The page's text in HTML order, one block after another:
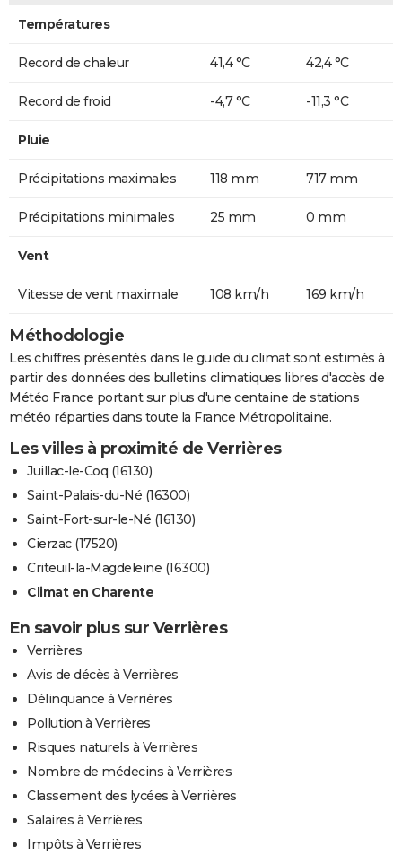
Températures
Record de chaleur 41,4 °C 42,4 °C
Record de froid -4,7 °C -11,3 °C
Pluie
Précipitations maximales 118 mm 717 mm
Précipitations minimales 25 mm 0 mm
Vent
Vitesse de vent maximale 108 km/h 169 km/h
Méthodologie
Les chiffres présentés dans le guide du climat sont estimés à
partir des données des bulletins climatiques libres d'accès de
Météo France portant sur plus d'une centaine de stations
météo réparties dans toute la France Métropolitaine.
Les villes à proximité de Verrières
Juillac-le-Coq (16130)
Saint-Palais-du-Né (16300)
Saint-Fort-sur-le-Né (16130)
Cierzac (17520)
Criteuil-la-Magdeleine (16300)
Climat en Charente
En savoir plus sur Verrières
Verrières
Avis de décès à Verrières
Délinquance à Verrières
Pollution à Verrières
Risques naturels à Verrières
Nombre de médecins à Verrières
Classement des lycées à Verrières
Salaires à Verrières
Impôts à Verrières